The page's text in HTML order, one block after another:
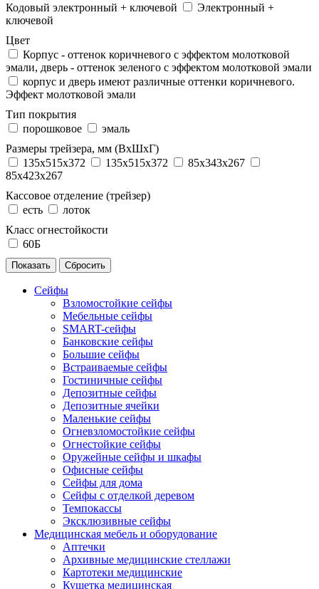
Кодовый электронный + ключевой
Электронный +
ключевой
Цвет
Корпус - оттенок коричневого с эффектом молотковой
эмали, дверь - оттенок зеленого с эффектом молотковой эмали
корпус и дверь имеют различные оттенки коричневого.
Эффект молотковой эмали
Тип покрытия
порошковое
эмаль
Размеры трейзера, мм (ВхШхГ)
135x515x372
135х515х372
85x343x267
85x423x267
Кассовое отделение (трейзер)
есть
лоток
Класс огнестойкости
60Б
Сейфы
Взломостойкие сейфы
Мебельные сейфы
SMART-сейфы
Банковские сейфы
Большие сейфы
Встраиваемые сейфы
Гостиничные сейфы
Депозитные сейфы
Депозитные ячейки
Маленькие сейфы
Огневзломостойкие сейфы
Огнестойкие сейфы
Оружейные сейфы и шкафы
Офисные сейфы
Сейфы для дома
Сейфы с отделкой деревом
Темпокассы
Эксклюзивные сейфы
Медицинская мебель и оборудование
Аптечки
Архивные медицинские стеллажи
Картотеки медицинские
Кушетка медицинская